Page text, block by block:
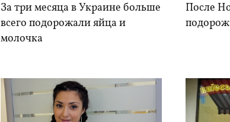
За три месяца в Украине больше
всего подорожали яйца и
молочка
После